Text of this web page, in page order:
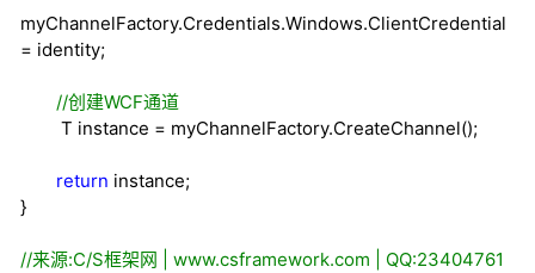
myChannelFactory.Credentials.Windows.ClientCredential
= identity;
//创建WCF通道
T instance = myChannelFactory.CreateChannel();
return instance;
}
//来源:C/S框架网 | www.csframework.com | QQ:23404761